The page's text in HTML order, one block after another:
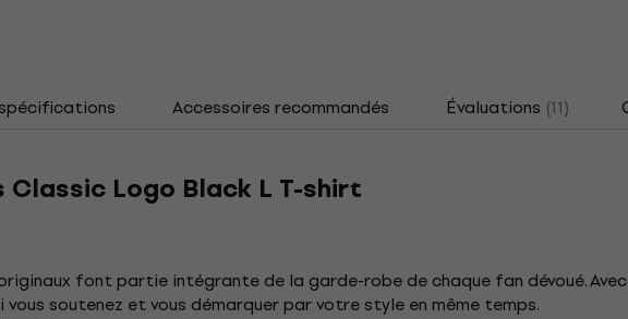
Accessoires recommandés Évaluations (11)
Classic Logo Black L T-shirt
font partie intégrante de la garde-robe de chaque fan dévoué. Avec
soutenez et vous démarquer par votre style en même temps.